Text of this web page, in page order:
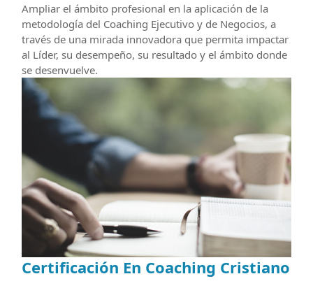
Ampliar el ámbito profesional en la aplicación de la
metodología del Coaching Ejecutivo y de Negocios, a
través de una mirada innovadora que permita impactar
al Líder, su desempeño, su resultado y el ámbito donde
se desenvuelve.
Certificación En Coaching Cristiano